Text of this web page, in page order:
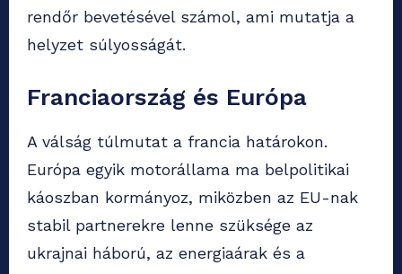
rendőr bevetésével számol, ami mutatja a
helyzet súlyosságát.
Franciaország és Európa
A válság túlmutat a francia határokon.
Európa egyik motorállama ma belpolitikai
káoszban kormányoz, miközben az EU-nak
stabil partnerekre lenne szüksége az
ukrajnai háború, az energiaárak és a